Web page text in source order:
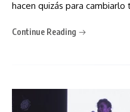
hacen quizás para
Continue Reading